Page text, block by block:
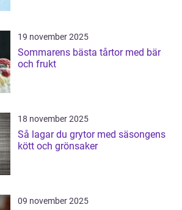
19 november 2025
Sommarens bästa tårtor med bär
och frukt
18 november 2025
Så lagar du grytor med säsongens
kött och grönsaker
09 november 2025